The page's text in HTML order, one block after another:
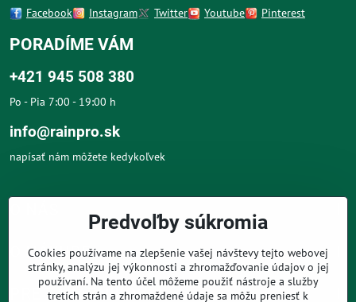
Facebook Instagram Twitter Youtube Pinterest
PORADÍME VÁM
+421 945 508 380
Po - Pia 7:00 - 19:00 h
info@rainpro.sk
napísať nám môžete kedykoľvek
O NÁKUPE
PRE ZÁKAZNÍKOV
Predvoľby súkromia
Cookies používame na zlepšenie vašej návštevy tejto webovej
stránky, analýzu jej výkonnosti a zhromažďovanie údajov o jej
používaní. Na tento účel môžeme použiť nástroje a služby
tretích strán a zhromaždené údaje sa môžu preniesť k